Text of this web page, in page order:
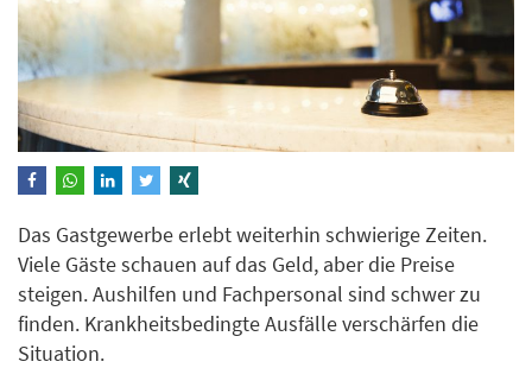
Das Gastgewerbe erlebt weiterhin schwierige Zeiten.
Viele Gäste schauen auf das Geld, aber die Preise
steigen. Aushilfen und Fachpersonal sind schwer zu
finden. Krankheitsbedingte Ausfälle verschärfen die
Situation.